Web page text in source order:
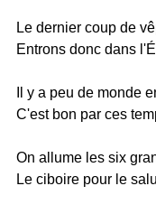
Le dernier coup de
Entrons donc dans
Il y a peu de monde
C'est bon par ces
On allume les six
Le ciboire pour le